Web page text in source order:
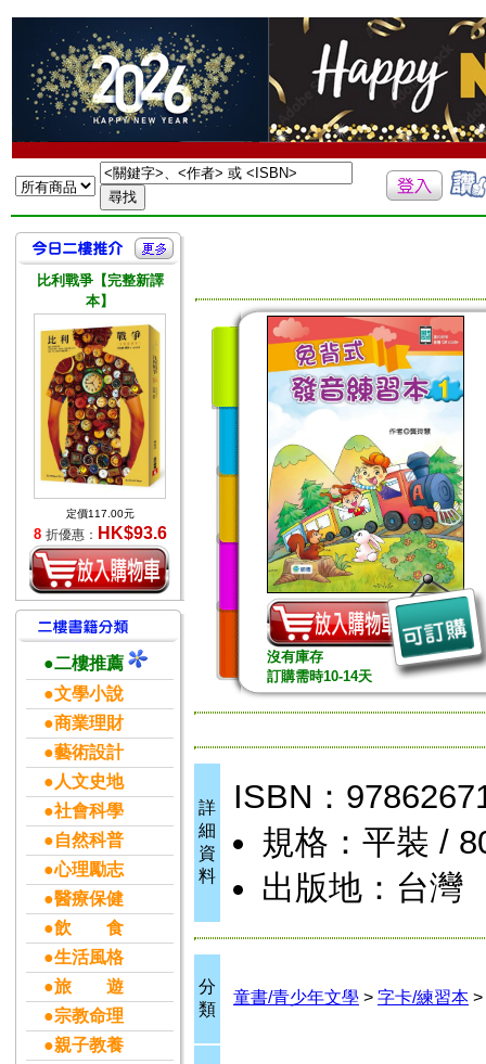
比利戰爭【完整新譯
本】
定價117.00元
8 折優惠： HK$93.6
●二樓推薦
●文學小說
●商業理財
●藝術設計
●人文史地
●社會科學
●自然科普
●心理勵志
●醫療保健
●飲 食
●生活風格
●旅 遊
●宗教命理
●親子教養
沒有庫存
訂購需時10-14天
詳
細
資
料
ISBN：
規格：平裝 /
出版地：台灣
分
類
童書/青少年文學 > 字卡/練習本 >